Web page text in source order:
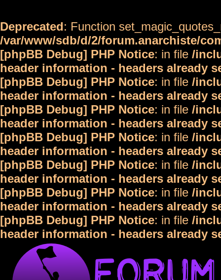
Deprecated: Function
/var/www/sdb/d/2/forum.anarchiste/
[phpBB Debug] PHP Notice: in file /
header information - headers already
[phpBB Debug] PHP Notice: in file /
header information - headers already
[phpBB Debug] PHP Notice: in file /
header information - headers already
[phpBB Debug] PHP Notice: in file /
header information - headers already
[phpBB Debug] PHP Notice: in file /
header information - headers already
[phpBB Debug] PHP Notice: in file /
header information - headers already
[phpBB Debug] PHP Notice: in file /
header information - headers already